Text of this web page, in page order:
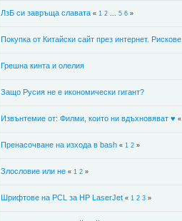
ЛзБ си завръща славата « 1 2... 5 6»
Покупка от Китайски сайт през интернет. Рискове
Грешна кинта и олелия
Защо Русия не е икономически гигант?
Извънтемие от: Филми, които ни вдъхновяват ♥ «
Пренасочване на изхода в bash « 1 2»
Злословие или не « 1 2»
Шрифтове на PCL за HP LaserJet « 1 2 3»